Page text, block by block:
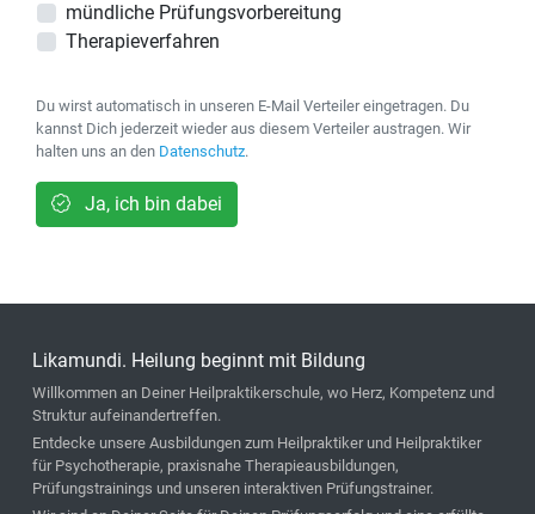
mündliche Prüfungsvorbereitung
Therapieverfahren
Du wirst automatisch in unseren E-Mail Verteiler eingetragen. Du
kannst Dich jederzeit wieder aus diesem Verteiler austragen. Wir
halten uns an den Datenschutz.
Ja, ich bin dabei
Likamundi. Heilung beginnt mit Bildung
Willkommen an Deiner Heilpraktikerschule, wo Herz, Kompetenz und
Struktur aufeinandertreffen.
Entdecke unsere Ausbildungen zum Heilpraktiker und Heilpraktiker
für Psychotherapie, praxisnahe Therapieausbildungen,
Prüfungstrainings und unseren interaktiven Prüfungstrainer.